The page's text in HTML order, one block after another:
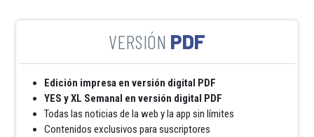
PDF
Edición impresa en versión digital PDF
YES y XL Semanal en versión digital PDF
Todas las noticias de la web y la app sin límites
Contenidos exclusivos para suscriptores